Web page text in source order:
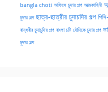
bangla choti অফিসে চুদার গল্প আত্মকাহিনী
চুদার গল্প ছাত্র-ছাত্রীর চুদাচদির গল্প
বান্ধবীর চুদাচুদির গল্প বাংলা চটি বৌদিকে চুদার গল্প
চুদার গল্প